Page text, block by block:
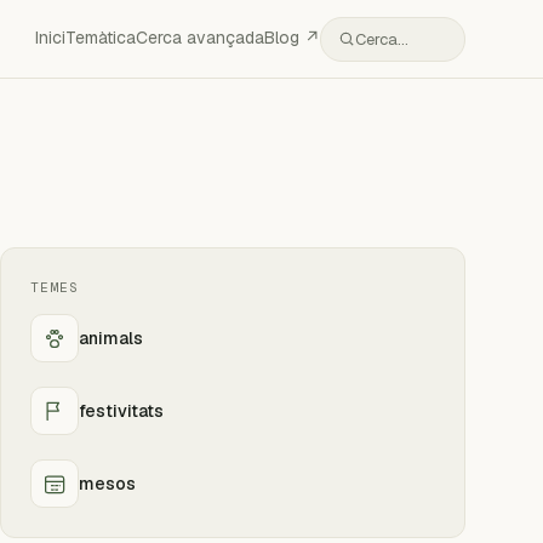
IniciTemàticaCerca avançadaBlog ↗ Cerca…
TEMES
animals
festivitats
mesos